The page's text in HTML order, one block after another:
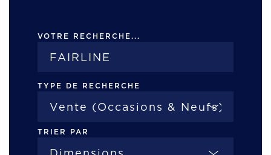
VOTRE RECHERCHE...
TYPE DE RECHERCHE
TRIER PAR